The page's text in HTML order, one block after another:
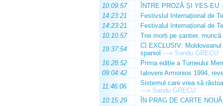
10:09:57
ÎNTRE PROZĂ ȘI YES-EU
14:23:21
Festivslul Internațional de
14:23:21
Festivalul Internațional de
10:10:57
Trei morți pe șantier, muncă
19:37:54
💥 EXCLUSIV:
spaniol —» Sandu GRECU
16:28:52
Prima ediție a Turneului
09:04:42
Ialoveni Armonios 1994,
11:46:06
Sistemul care vrea să
—» Sandu GRECU
10:15:29
ÎN PRAG DE CARTE NOUĂ